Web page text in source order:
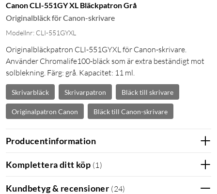
Canon CLI-551GY XL Bläckpatron Grå
Originalbläck för Canon-skrivare
Modellnr: CLI-551GYXL
Originalbläckpatron CLI-551GYXL för Canon-skrivare.
Använder Chromalife100-bläck som är extra beständigt mot
solblekning. Färg: grå. Kapacitet: 11 ml.
Skrivarbläck Skrivarpatron Bläck till skrivare
Originalpatron Canon Bläck till Canon-skrivare
Producentinformation
Komplettera ditt köp (1 )
Kundbetyg & recensioner (24)